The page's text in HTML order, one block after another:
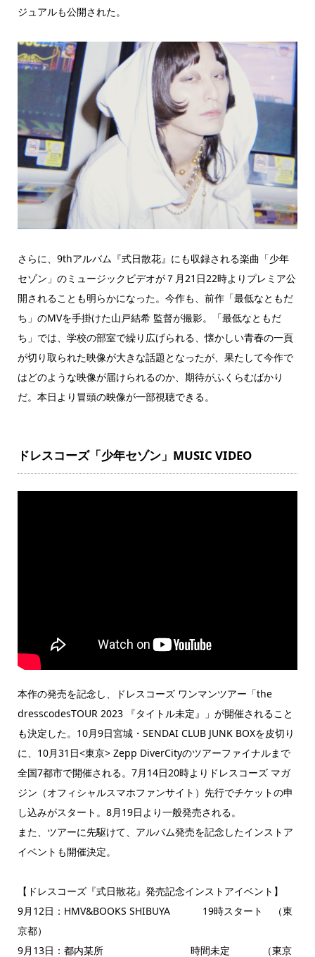
ジュアルも公開された。
さらに、9thアルバム『式日散花』にも収録される楽曲「少年
セゾン」のミュージックビデオが７月21日22時よりプレミア公
開されることも明らかになった。今作も、前作「最低なともだ
ち」のMVを手掛けた山戸結希 監督が撮影。「最低なともだ
ち」では、学校の部室で繰り広げられる、懐かしい青春の一頁
が切り取られた映像が大きな話題となったが、果たして今作で
はどのような映像が届けられるのか、期待がふくらむばかり
だ。本日より冒頭の映像が一部視聴できる。
ドレスコーズ「少年セゾン」MUSIC VIDEO
本作の発売を記念し、ドレスコーズ ワンマンツアー「the
dresscodesTOUR 2023 『タイトル未定』」が開催されること
も決定した。10月9日宮城・SENDAI CLUB JUNK BOXを皮切り
に、10月31日<東京> Zepp DiverCityのツアーファイナルまで
全国7都市で開催される。7月14日20時よりドレスコーズ マガ
ジン（オフィシャルスマホファンサイト）先行でチケットの申
し込みがスタート。8月19日より一般発売される。
また、ツアーに先駆けて、アルバム発売を記念したインストア
イベントも開催決定。
【ドレスコーズ『式日散花』発売記念インストアイベント】
9月12日：HMV&BOOKS SHIBUYA 19時スタート （東
京都）
9月13日：都内某所 時間未定 （東京